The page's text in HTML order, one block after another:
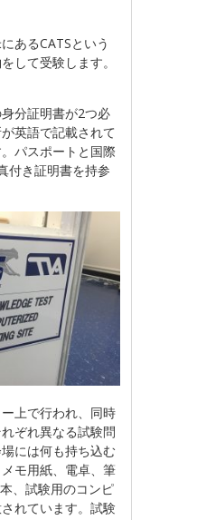
あるCATSという
して受験します。
分証明書が2つ必
英語で記載されて
パスポートと国際
付き証明書を持参
上で行われ、同時
ぞれ異なる試験問
には何も持ち込む
モ用紙、電卓、筆
、試験用のコンピ
れています。試験